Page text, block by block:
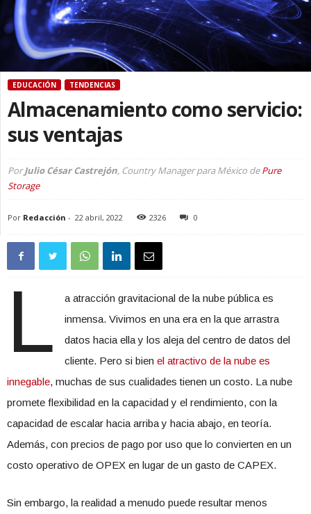
EDUCACIÓN TENDENCIAS
Almacenamiento como servicio:
sus ventajas
PorJulio César Castrejón, Country Manager para México dePure
Storage
Por Redacción - 22 abril, 2022 2326 0
L
a atracción gravitacional de la nube pública es
inmensa. Vivimos en una era en la que arrastra
datos hacia ella y los aleja del centro de datos del
cliente. Pero si bien el atractivo de la nube es
innegable, muchas de sus cualidades tienen un costo. La nube
promete flexibilidad en la capacidad y el rendimiento, con la
capacidad de escalar hacia arriba y hacia abajo, en teoría.
Además, con precios de pago por uso que lo convierten en un
costo operativo de OPEX en lugar de un gasto de CAPEX.
Sin embargo, la realidad a menudo puede resultar menos